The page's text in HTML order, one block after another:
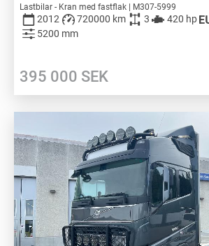
Lastbilar - Kran med fastflak | M307-5999
2012 720000 km 3 420 hp
5200 mm
395 000 SEK